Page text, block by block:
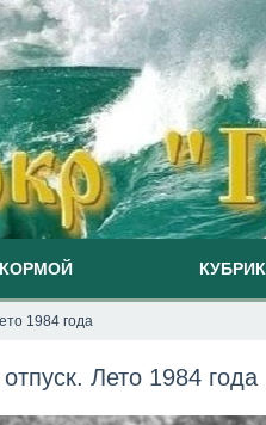
КУБРИК
1984 года
Лето 1984 года